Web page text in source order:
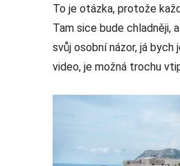
To je otázka, protože
Tam sice bude chladněji,
svůj osobní názor, já
video, je možná trochu